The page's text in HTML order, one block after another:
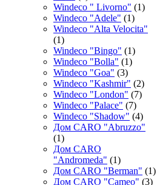
Windeco " Livorno" (1)
Windeco "Adele" (1)
Windeco "Alta Velocita"
(1)
Windeco "Bingo" (1)
Windeco "Bolla" (1)
Windeco "Goa" (3)
Windeco "Kashmir" (2)
Windeco "London" (7)
Windeco "Palace" (7)
Windeco "Shadow" (4)
Дом CARO "Abruzzo"
(1)
Дом CARO
"Andromeda" (1)
Дом CARO "Berman" (1)
Дом CARO "Cameo" (3)